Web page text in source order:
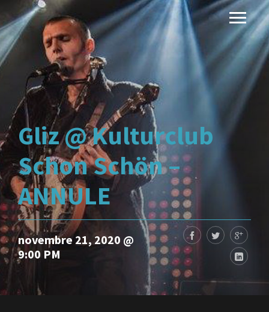
Gliz @ Kulturclub
Schon Schön –
ANNULE
novembre 21, 2020 @
9:00 PM